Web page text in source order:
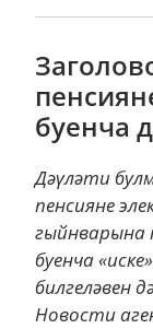
буенча
Дәүләти
пенсияне
гыйнварына
буенча
билгеләвен
Новости